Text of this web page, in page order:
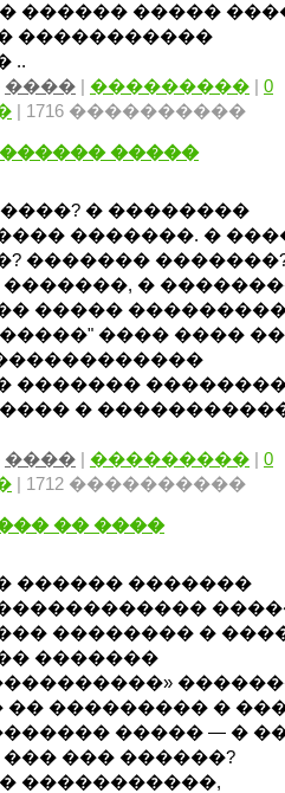
������ �����
�����������
..
���� | ��������� | 0
| 1716 ����������
�����
� ��������
�������. �
�������
�������, �
�����
���� ����
�������
�
���� | ��������� | 0
| 1712 ����������
�� ����
������ �������
�������� �
�������
�� ��������� �
����� — �
��� ������?
�����������,